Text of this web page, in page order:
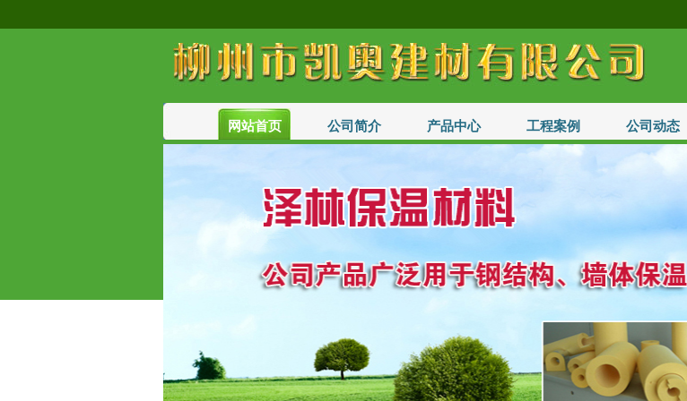
网站首页 公司简介 产品中心 工程案例 公司动态